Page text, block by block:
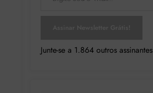
Junte-se a 1.864 outros assinantes